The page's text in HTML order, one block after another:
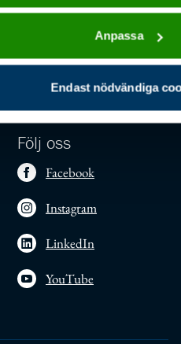
Anpassa
Endast nödvändiga
Följ oss
Facebook
Instagram
LinkedIn
YouTube